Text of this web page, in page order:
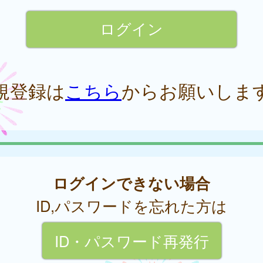
登録はこちらからお願いしま
ログインできない場合
ID,パスワードを忘れた方は
ID・パスワード再発行